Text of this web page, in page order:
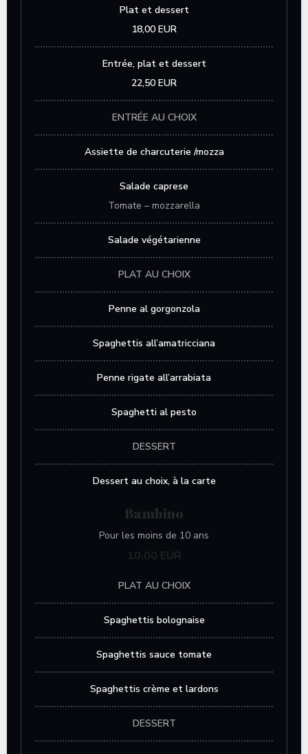
Plat et dessert
18,00 EUR
Entrée, plat et dessert
22,50 EUR
ENTRÉE AU CHOIX
Assiette de charcuterie /mozza
Salade caprese
Tomate – mozzarella
Salade végétarienne
PLAT AU CHOIX
Penne al gorgonzola
Spaghettis all’amatricciana
Penne rigate all’arrabiata
Spaghetti al pesto
DESSERT
Dessert au choix, à la carte
Bambino
Pour les moins de 10 ans
10,00 EUR
PLAT AU CHOIX
Spaghettis bolognaise
Spaghettis sauce tomate
Spaghettis crème et lardons
DESSERT